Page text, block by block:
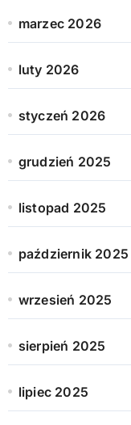
marzec 2026
luty 2026
styczeń 2026
grudzień 2025
listopad 2025
październik 2025
wrzesień 2025
sierpień 2025
lipiec 2025